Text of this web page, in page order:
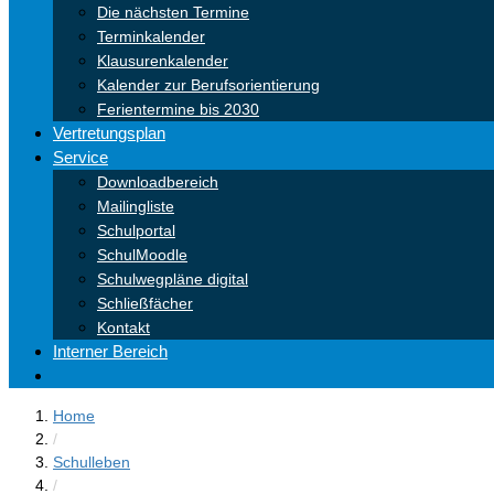
Die nächsten Termine
Terminkalender
Klausurenkalender
Kalender zur Berufsorientierung
Ferientermine bis 2030
Vertretungsplan
Service
Downloadbereich
Mailingliste
Schulportal
SchulMoodle
Schulwegpläne digital
Schließfächer
Kontakt
Interner Bereich
Home
/
Schulleben
/